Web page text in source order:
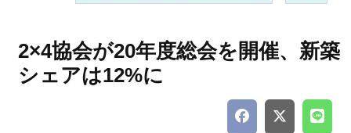
2×4協会が20年度総会を開催、新築
シェアは12%に